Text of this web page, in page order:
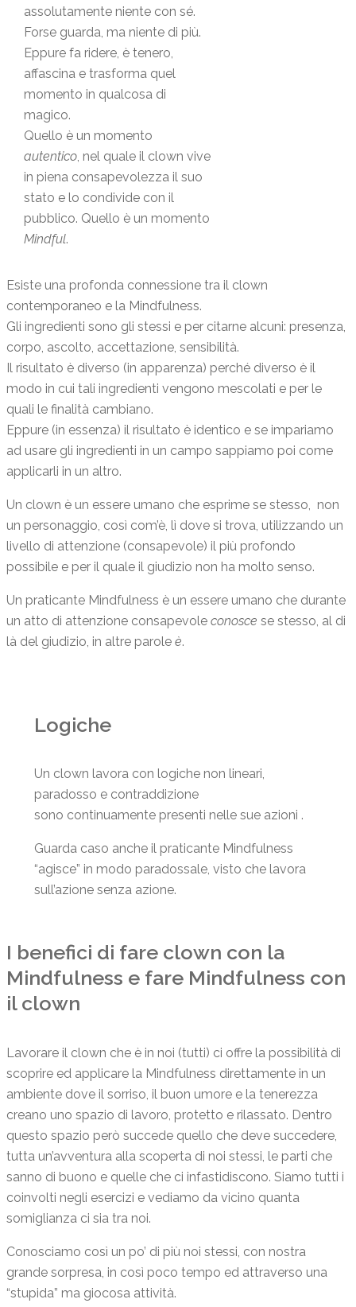
assolutamente niente con sé.
Forse guarda, ma niente di più.
Eppure fa ridere, è tenero,
affascina e trasforma quel
momento in qualcosa di
magico.
Quello è un momento
autentico , nel quale il clown vive
in piena consapevolezza il suo
stato e lo condivide con il
pubblico. Quello è un momento
Mindful.
Esiste una profonda connessione tra il clown
contemporaneo e la Mindfulness.
Gli ingredienti sono gli stessi e per citarne alcuni: presenza,
corpo, ascolto, accettazione, sensibilità.
Il risultato è diverso (in apparenza) perché diverso è il
modo in cui tali ingredienti vengono mescolati e per le
quali le finalità cambiano.
Eppure (in essenza) il risultato è identico e se impariamo
ad usare gli ingredienti in un campo sappiamo poi come
applicarli in un altro.
Un clown è un essere umano che esprime se stesso, non
un personaggio, così com’è, lì dove si trova, utilizzando un
livello di attenzione (consapevole) il più profondo
possibile e per il quale il giudizio non ha molto senso.
Un praticante Mindfulness è un essere umano che durante
un atto di attenzione consapevole conosce se stesso, al di
là del giudizio, in altre parole è.
Logiche
Un clown lavora con logiche non lineari,
paradosso e contraddizione
sono continuamente presenti nelle sue azioni .
Guarda caso anche il praticante Mindfulness
“agisce” in modo paradossale, visto che lavora
sull’azione senza azione.
I benefici di fare clown con la
Mindfulness e fare Mindfulness con
il clown
Lavorare il clown che è in noi (tutti) ci offre la possibilità di
scoprire ed applicare la Mindfulness direttamente in un
ambiente dove il sorriso, il buon umore e la tenerezza
creano uno spazio di lavoro, protetto e rilassato. Dentro
questo spazio però succede quello che deve succedere,
tutta un’avventura alla scoperta di noi stessi, le parti che
sanno di buono e quelle che ci infastidiscono. Siamo tutti i
coinvolti negli esercizi e vediamo da vicino quanta
somiglianza ci sia tra noi.
Conosciamo così un po’ di più noi stessi, con nostra
grande sorpresa, in così poco tempo ed attraverso una
“stupida” ma giocosa attività.